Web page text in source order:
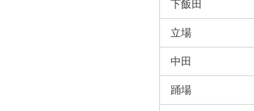
下飯田
立場
中田
踊場